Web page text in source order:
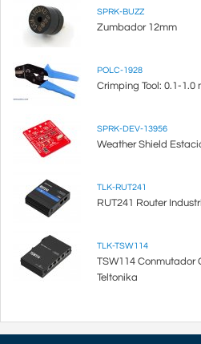
SPRK-BUZZ
Zumbador 12mm
POLC-1928
Crimping Tool: 0.1-
SPRK-DEV-13956
Weather Shield
TLK-RUT241
RUT241 Router
TLK-TSW114
TSW114 Conmutador
Teltonika